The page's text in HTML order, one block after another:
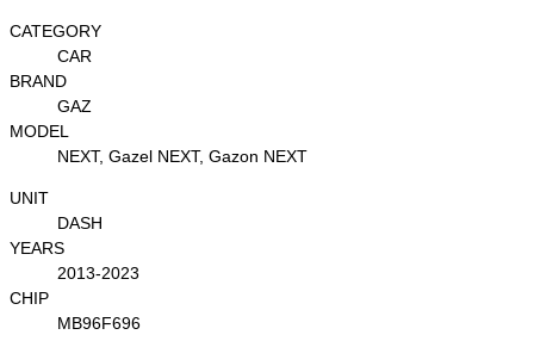
CATEGORY
CAR
BRAND
GAZ
MODEL
NEXT, Gazel NEXT, Gazon NEXT
UNIT
DASH
YEARS
2013-2023
CHIP
MB96F696